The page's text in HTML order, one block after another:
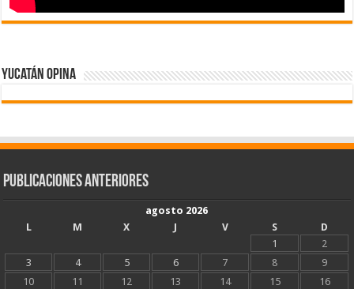
Yucatán Opina
Publicaciones Anteriores
agosto 2026
L
M X J V S
D
1
2
3
4 5 6 7 8
9
10
11 12 13 14 15
16